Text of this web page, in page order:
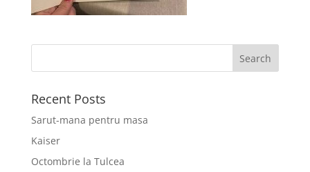
Recent Posts
Sarut-mana pentru masa
Kaiser
Octombrie la Tulcea